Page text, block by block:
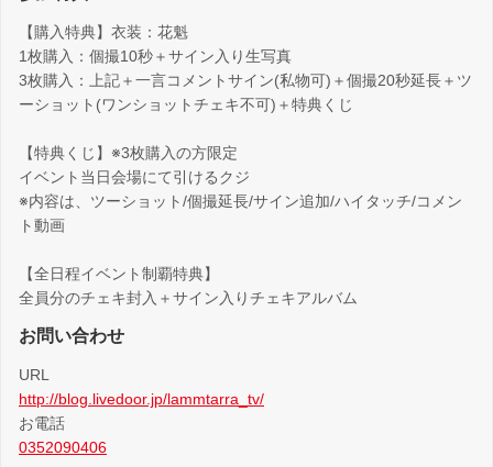
【購入特典】衣装：花魁
1枚購入：個撮10秒＋サイン入り生写真
3枚購入：上記＋一言コメントサイン(私物可)＋個撮20秒延長＋ツ
ーショット(ワンショットチェキ不可)＋特典くじ
【特典くじ】※3枚購入の方限定
イベント当日会場にて引けるクジ
※内容は、ツーショット/個撮延長/サイン追加/ハイタッチ/コメン
ト動画
【全日程イベント制覇特典】
全員分のチェキ封入＋サイン入りチェキアルバム
お問い合わせ
URL
http://blog.livedoor.jp/lammtarra_tv/
お電話
0352090406